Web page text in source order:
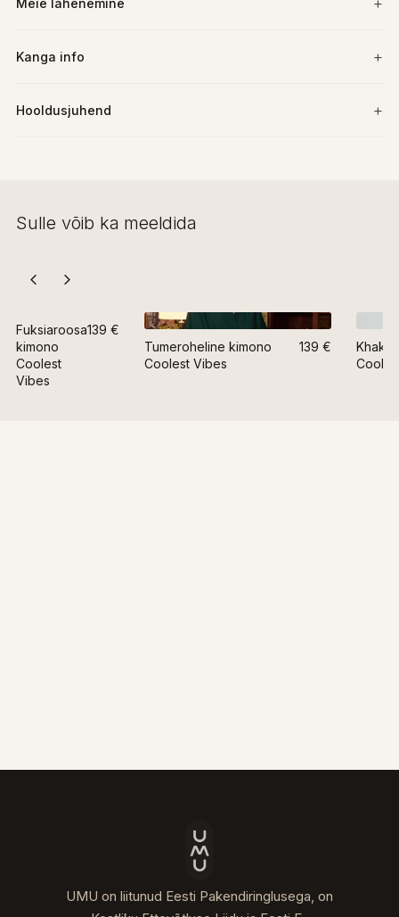
Meie lähenemine
Kanga info
Hooldusjuhend
Sulle võib ka meeldida
Fuksiaroosa
kimono
Coolest
Vibes
139 €
Tumeroheline kimono
Coolest Vibes
139 €
UMU on liitunud Eesti Pakendiringlusega, on